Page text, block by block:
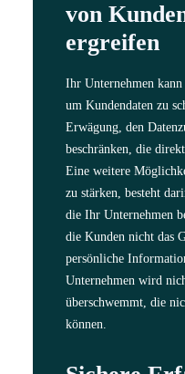
von
ergreifen
Ihr Unternehmen
um Kundendaten zu
Erwägung, den
beschränken, die
Eine weitere
zu stärken, besteht
die Ihr Unternehmen
die Kunden nicht das
persönliche
Unternehmen wird
überschwemmt, die
können.